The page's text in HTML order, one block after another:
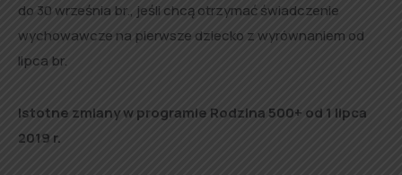
do 30 września br., jeśli chcą otrzymać świadczenie
wychowawcze na pierwsze dziecko z wyrównaniem od
lipca br.
Istotne zmiany w programie Rodzina 500+ od 1 lipca
2019 r.